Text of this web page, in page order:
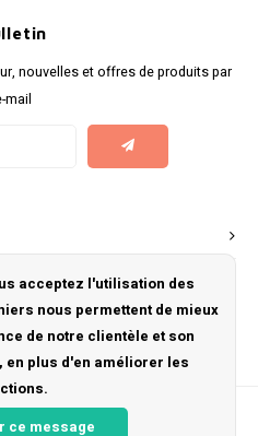
nouvelles et offres de produits par
mail
acceptez l'utilisation des
nous permettent de mieux
de notre clientèle et son
plus d'en améliorer les
ce message